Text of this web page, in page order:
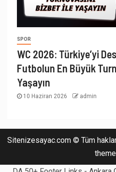
SPOR
WC 2026: Türkiye’yi
Futbolun En Büyük
Yaşayın
10 Haziran 2026 admin
Sitenizesayac.com © Tüm